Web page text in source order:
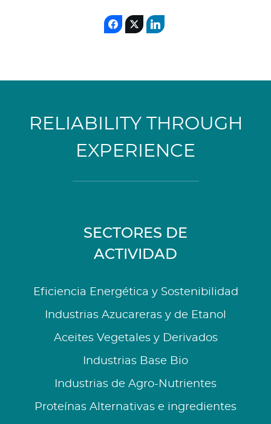
RELIABILITY THROUGH
EXPERIENCE
SECTORES DE
ACTIVIDAD
Eficiencia Energética y Sostenibilidad
Industrias Azucareras y de Etanol
Aceites Vegetales y Derivados
Industrias Base Bio
Industrias de Agro-Nutrientes
Proteínas Alternativas e ingredientes